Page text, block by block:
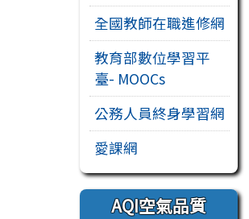
全國教師在職進修網
教育部數位學習平
臺- MOOCs
公務人員終身學習網
愛課網
AQI空氣品質